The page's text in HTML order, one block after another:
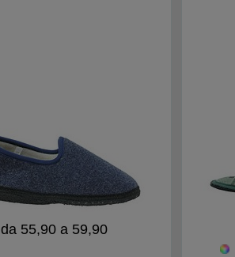
da 55,90 a 59,90